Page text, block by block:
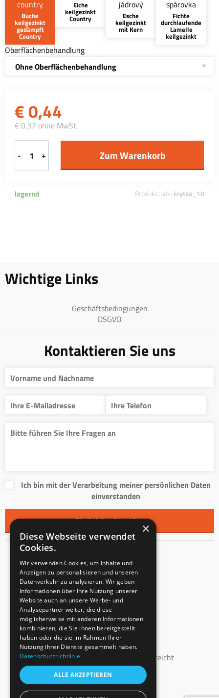
Buche
keilgezinkt
gedämpft
Country
Eiche
keilgezinkt
Country Esche
keilgezinkt
mit Kern
Fichte
durchlaufende
Lamelle
keilgezinkt
Oberflächenbehandlung
Ohne Oberflächenbehandlung
€0,44
€ 0,37 ohne MwSt.
- +
lagernd Produktcode: krytka_10
Wichtige Links
Geschäftsbedingungen
DSGVO
Kontaktieren Sie uns
Ich bin mit der Verarbeitung meiner persönlichen Daten
einverstanden
Kontakt
Innentreppen s.r.o.
Mladoňovice 65
PLZ: 675 32
Tschechien
USt-IdNr.: CZ23855991
Eingangsvermerk: C 147862
beim Bezirksgericht Brünn eingereicht
+43 664 160 46 40
info@innen-treppen.de
×
Diese Webseite verwendet
Cookies.
Wir verwenden Cookies, um Inhalte und
Anzeigen zu personalisieren und unseren
Datenverkehr zu analysieren. Wir geben
Informationen über Ihre Nutzung unserer
Website auch an unsere Werbe- und
Analysepartner weiter, die diese
möglicherweise mit anderen Informationen
kombinieren, die Sie ihnen bereitgestellt
haben oder die sie im Rahmen Ihrer
Nutzung ihrer Dienste gesammelt haben.
Datenschutzrichtlinie
ALLE AKZEPTIEREN